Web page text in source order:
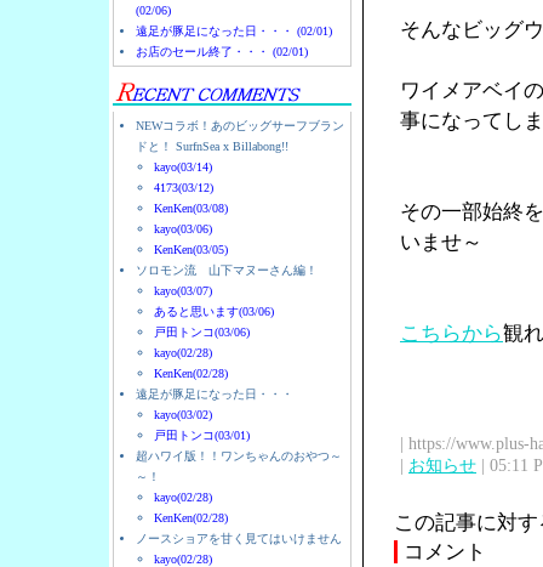
(02/06)
遠足が豚足になった日・・・ (02/01)
お店のセール終了・・・ (02/01)
NEWコラボ！あのビッグサーフブラン
ドと！ SurfnSea x Billabong!!
kayo(03/14)
4173(03/12)
KenKen(03/08)
kayo(03/06)
KenKen(03/05)
ソロモン流 山下マヌーさん編！
kayo(03/07)
あると思います(03/06)
戸田トンコ(03/06)
kayo(02/28)
KenKen(02/28)
遠足が豚足になった日・・・
kayo(03/02)
戸田トンコ(03/01)
超ハワイ版！！ワンちゃんのおやつ～
～！
kayo(02/28)
KenKen(02/28)
ノースショアを甘く見てはいけません
kayo(02/28)
そんなビッグ
ワイメアベイ
事になってし
その一部始終
いませ～
こちらから観
| https://www.plus-
| お知らせ | 05:11
この記事に対
コメント